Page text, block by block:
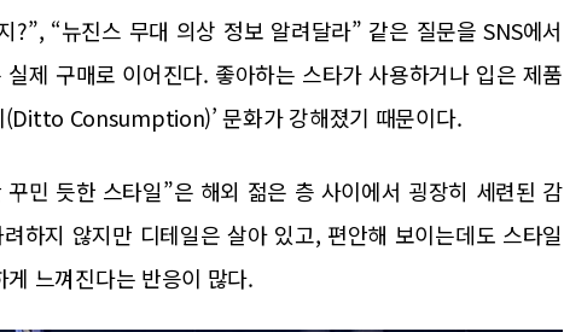
?”, “뉴진스 무대 의상 정보 알려달라” 같은 질문을 SNS에서
제 구매로 이어진다. 좋아하는 스타가 사용하거나 입은 제품
(Ditto Consumption)’ 문화가 강해졌기 때문이다.
민 듯한 스타일”은 해외 젊은 층 사이에서 굉장히 세련된 감
하지 않지만 디테일은 살아 있고, 편안해 보이는데도 스타일
느껴진다는 반응이 많다.